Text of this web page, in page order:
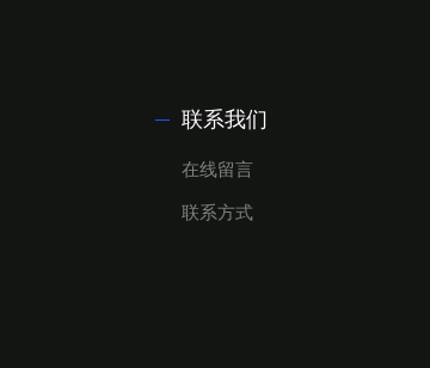
联系我们
在线留言
联系方式